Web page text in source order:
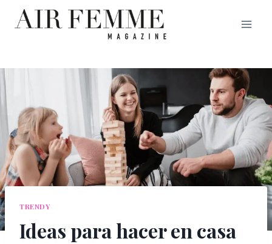
Saltar
TRENDY
Ideas para hacer en casa